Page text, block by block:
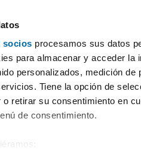
socios procesamos sus datos
para almacenar y acceder la
personalizados, medición
Tiene la opción de
retirar su consentimiento en
de consentimiento.
piso 4 habitaciones Ciudad Lineal